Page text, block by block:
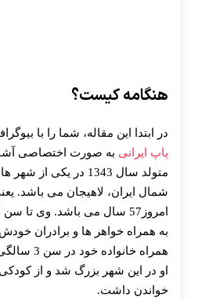
هنگامه کیست؟
در ابتدا این مقاله، شما را با
پاپ ایرانی به صورت اختصاصی
متولد سال 1343 در
شمال ایران، لاهیجان می باشد.
به همراه خواهر ها و برادران
همراه
او در این شهر بزرگ شد و از کودکی
خواندن داشت.